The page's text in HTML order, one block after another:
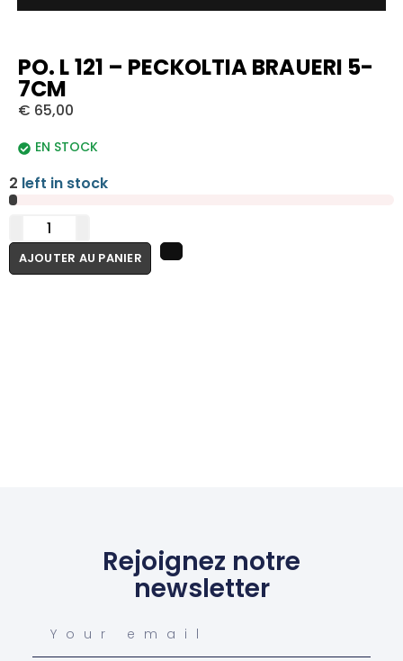
PO. L 121 – PECKOLTIA BRAUERI 5-
7CM
€ 65,00
EN STOCK
2 left in stock
AJOUTER AU PANIER
Rejoignez notre
newsletter